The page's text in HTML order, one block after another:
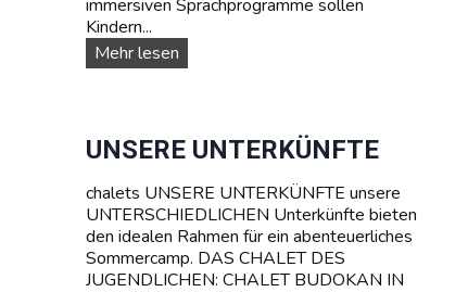
immersiven Sprachprogramme sollen
Kindern...
Mehr lesenS
p
c
h
k
u
r
s
e
UNSERE UNTERKÜNFTE
chalets UNSERE UNTERKÜNFTE unsere
UNTERSCHIEDLICHEN Unterkünfte bieten
den idealen Rahmen für ein abenteuerliches
Sommercamp. DAS CHALET DES
JUGENDLICHEN: CHALET BUDOKAN IN